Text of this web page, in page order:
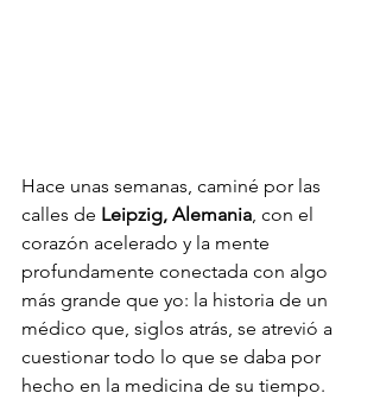
Hace unas semanas, caminé por las
calles de Leipzig, Alemania , con el
corazón acelerado y la mente
profundamente conectada con algo
más grande que yo: la historia de un
médico que, siglos atrás, se atrevió a
cuestionar todo lo que se daba por
hecho en la medicina de su tiempo.